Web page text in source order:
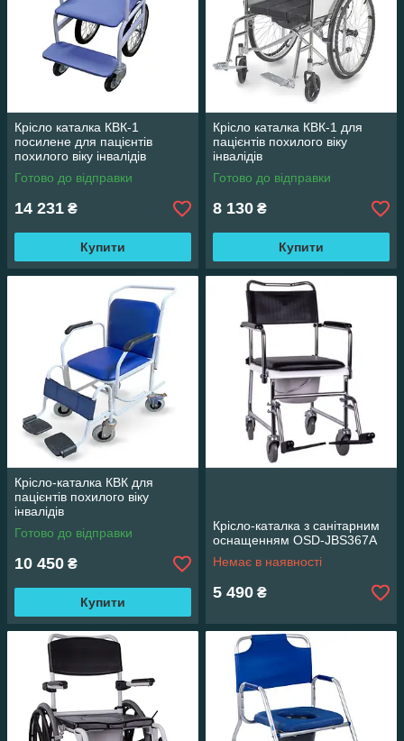
Крісло каталка КВК-1
посилене для пацієнтів
похилого віку інвалідів
Готово до відправки
14 231 ₴
Купити
Крісло каталка КВК-1 для
пацієнтів похилого віку
інвалідів
Готово до відправки
8 130 ₴
Купити
Крісло-каталка КВК для
пацієнтів похилого віку
інвалідів
Готово до відправки
10 450 ₴
Купити
Крісло-каталка з санітарним
оснащенням OSD-JBS367A
Немає в наявності
5 490 ₴